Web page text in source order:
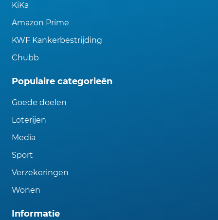
KiKa
Amazon Prime
KWF Kankerbestrijding
Chubb
Populaire categorieën
Goede doelen
Loterijen
Media
Sport
Verzekeringen
Wonen
Informatie